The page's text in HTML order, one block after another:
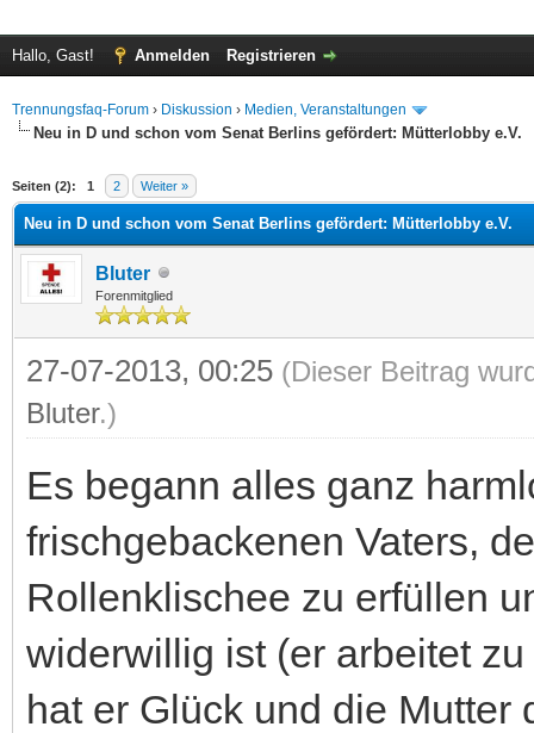
Hallo, Gast! Anmelden Registrieren
Trennungsfaq-Forum › Diskussion › Medien, Veranstaltungen
Neu in D und schon vom Senat Berlins gefördert: Mütterlobby e.V.
Seiten (2): 1 2 Weiter »
Durchschnitt
Neu in D und schon vom Senat Berlins gefördert: Mütterlobby e.V.
Bluter
Forenmitglied
27-07-2013, 00:25 (Dieser Beitrag
Bluter.)
Es begann alles ganz
frischgebackenen Vaters,
Rollenklischee zu erfüllen
widerwillig ist (er arbeitet
hat er Glück und die